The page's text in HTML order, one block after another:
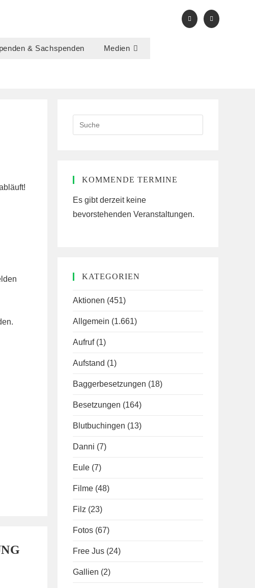
& Sachspenden Medien
this
KOMMENDE TERMINE
Es gibt derzeit keine
bevorstehenden Veranstaltungen.
KATEGORIEN
Aktionen (451)
Allgemein (1.661)
Aufruf (1)
Aufstand (1)
Baggerbesetzungen (18)
Besetzungen (164)
Blutbuchingen (13)
Danni (7)
Eule (7)
Filme (48)
Filz (23)
Fotos (67)
Free Jus (24)
Gallien (2)